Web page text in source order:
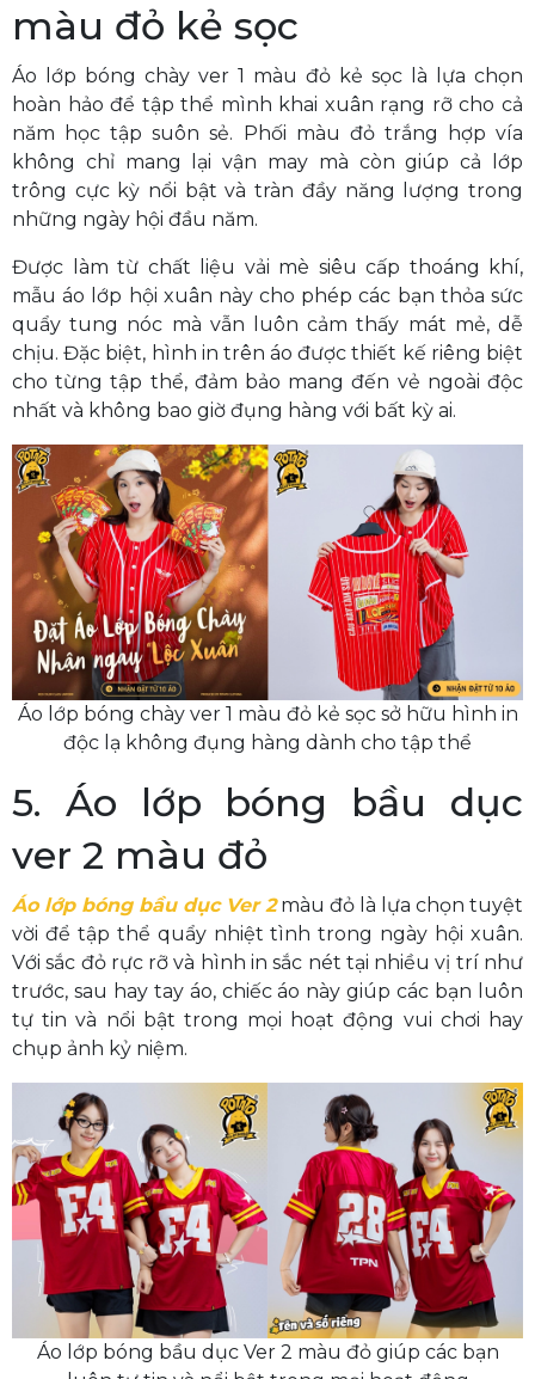
màu đỏ kẻ sọc
Áo lớp bóng chày ver 1 màu đỏ kẻ sọc là lựa chọn
hoàn hảo để tập thể mình khai xuân rạng rỡ cho cả
năm học tập suôn sẻ. Phối màu đỏ trắng hợp vía
không chỉ mang lại vận may mà còn giúp cả lớp
trông cực kỳ nổi bật và tràn đầy năng lượng trong
những ngày hội đầu năm.
Được làm từ chất liệu vải mè siêu cấp thoáng khí,
mẫu áo lớp hội xuân này cho phép các bạn thỏa sức
quẩy tung nóc mà vẫn luôn cảm thấy mát mẻ, dễ
chịu. Đặc biệt, hình in trên áo được thiết kế riêng biệt
cho từng tập thể, đảm bảo mang đến vẻ ngoài độc
nhất và không bao giờ đụng hàng với bất kỳ ai.
Áo lớp bóng chày ver 1 màu đỏ kẻ sọc sở hữu hình in
độc lạ không đụng hàng dành cho tập thể
5. Áo lớp bóng bầu dục
ver 2 màu đỏ
Áo lớp bóng bầu dục Ver 2màu đỏ là lựa chọn tuyệt
vời để tập thể quẩy nhiệt tình trong ngày hội xuân.
Với sắc đỏ rực rỡ và hình in sắc nét tại nhiều vị trí như
trước, sau hay tay áo, chiếc áo này giúp các bạn luôn
tự tin và nổi bật trong mọi hoạt động vui chơi hay
chụp ảnh kỷ niệm.
Áo lớp bóng bầu dục Ver 2 màu đỏ giúp các bạn